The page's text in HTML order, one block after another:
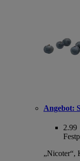
Angebot:
2.99
„Nicoter“,